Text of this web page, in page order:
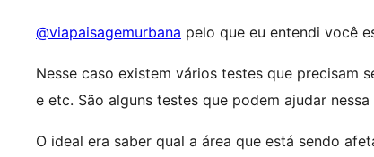
@viapaisagemurbana pelo que eu entendi você
Nesse caso existem vários testes que precisam
e etc. São alguns testes que podem ajudar
O ideal era saber qual a área que está sendo